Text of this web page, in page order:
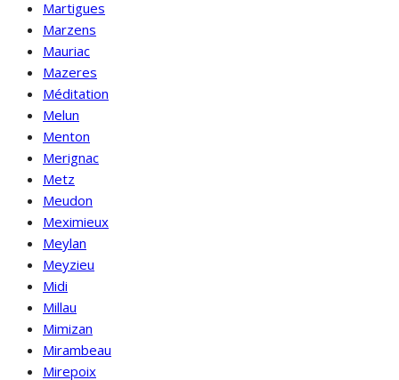
Martigues
Marzens
Mauriac
Mazeres
Méditation
Melun
Menton
Merignac
Metz
Meudon
Meximieux
Meylan
Meyzieu
Midi
Millau
Mimizan
Mirambeau
Mirepoix